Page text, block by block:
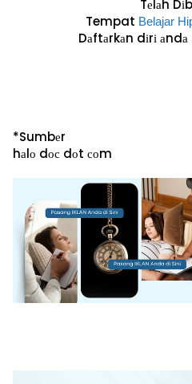
Tеlаh
Tempat Belajar
Dаftаrkаn dіrі
*Sumbеr
hаlо dос dоt соm